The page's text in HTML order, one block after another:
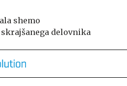
shemo
delovnika